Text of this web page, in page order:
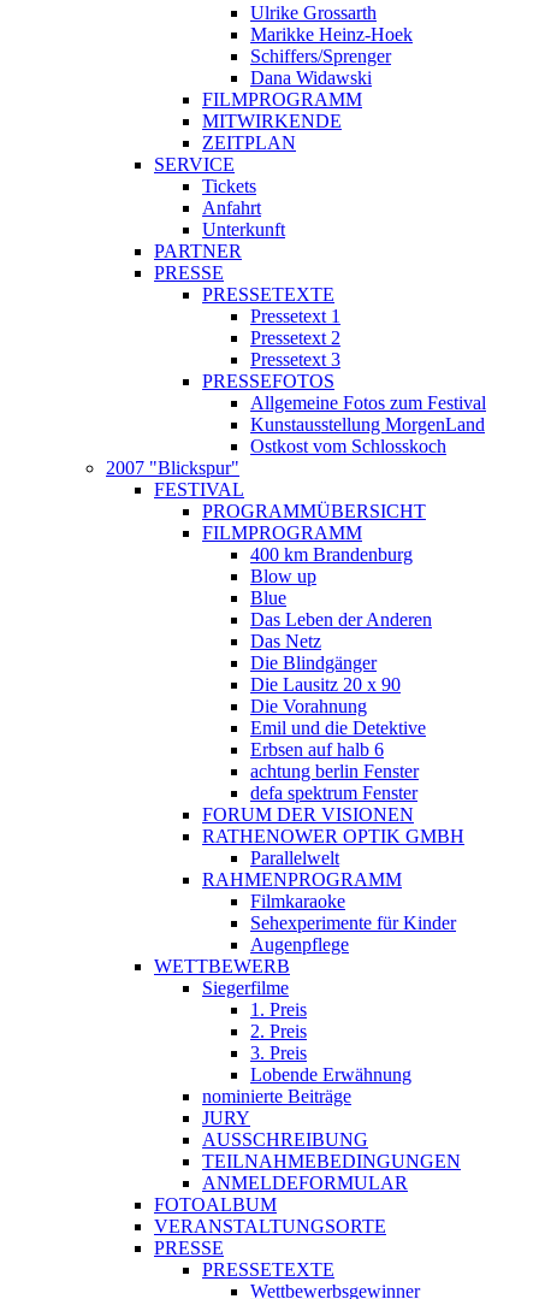
Ulrike Grossarth
Marikke Heinz-Hoek
Schiffers/Sprenger
Dana Widawski
FILMPROGRAMM
MITWIRKENDE
ZEITPLAN
SERVICE
Tickets
Anfahrt
Unterkunft
PARTNER
PRESSE
PRESSETEXTE
Pressetext 1
Pressetext 2
Pressetext 3
PRESSEFOTOS
Allgemeine Fotos zum Festival
Kunstausstellung MorgenLand
Ostkost vom Schlosskoch
2007 "Blickspur"
FESTIVAL
PROGRAMMÜBERSICHT
FILMPROGRAMM
400 km Brandenburg
Blow up
Blue
Das Leben der Anderen
Das Netz
Die Blindgänger
Die Lausitz 20 x 90
Die Vorahnung
Emil und die Detektive
Erbsen auf halb 6
achtung berlin Fenster
defa spektrum Fenster
FORUM DER VISIONEN
RATHENOWER OPTIK GMBH
Parallelwelt
RAHMENPROGRAMM
Filmkaraoke
Sehexperimente für Kinder
Augenpflege
WETTBEWERB
Siegerfilme
1. Preis
2. Preis
3. Preis
Lobende Erwähnung
nominierte Beiträge
JURY
AUSSCHREIBUNG
TEILNAHMEBEDINGUNGEN
ANMELDEFORMULAR
FOTOALBUM
VERANSTALTUNGSORTE
PRESSE
PRESSETEXTE
Wettbewerbsgewinner